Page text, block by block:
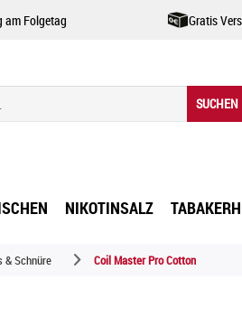
am Folgetag Gratis
SUCHEN
NIKOTINSALZ
& Schnüre Coil Master Pro Cotton